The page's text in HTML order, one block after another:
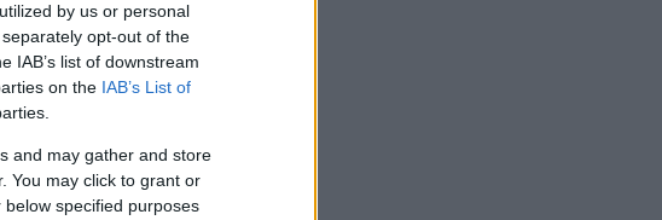
by us or personal
opt-out of the
IAB’s list of downstream
on the IAB’s List of
and may gather and store
You may click to grant or
specified purposes